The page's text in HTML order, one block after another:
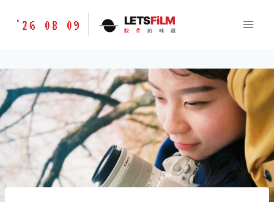
胶
道
LETSFILM
'26 08 09 LETSFiLM
胶 片 的 味 道